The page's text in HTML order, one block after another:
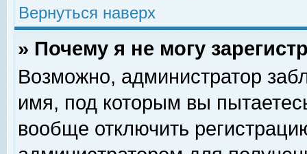
Вернуться наверх
» Почему я не могу
Возможно, администратор
имя, под которым вы
вообще отключить